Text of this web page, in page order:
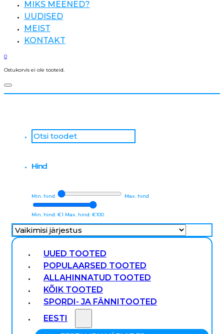
MIKS MEENED?
UUDISED
MEIST
KONTAKT
0
Ostukorvis ei ole tooteid.
Otsi
Hind
Min. hind Max. hind
Min. hind: €1 Max. hind: €100
UUED TOOTED
POPULAARSED TOOTED
ALLAHINNATUD TOOTED
KÕIK TOOTED
SPORDI- JA FÄNNITOOTED
EESTI